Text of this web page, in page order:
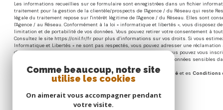
Les informations recueillies sur ce formulaire sont enregistrées dans un fichier
traitement pour la gestion de la clientèle/prospects de l'Agence / du Réseau qui reste
légale du traitement repose sur l'intérêt légitime de l'Agence / du Réseau. Elles sont
l'Agence / au Réseau. Conformément à la loi « informatique et libertés », vous disposez
limitation et de portabilité de vos données. Vous pouvez retirer votre consentement à
Consultez le site https://cnil.fr/fr pour plus d’informations sur vos droits. Si vous
Informatique et Libertés » ne sont pas respectés, vous pouvez adresser une
d'opposition au démarchage téléphonique « Bloctel », sur laquelle vous pouvez vous
des Données personnelles, nous vous invitons à ne pas inscrire de Données sensibles
Ce site est protégé par reCAPTCHA, les Politiques de Confidentialité et es Conditions
Comme beaucoup, notre site
utilise les cookies
On aimerait vous accompagner pendant
votre visite.